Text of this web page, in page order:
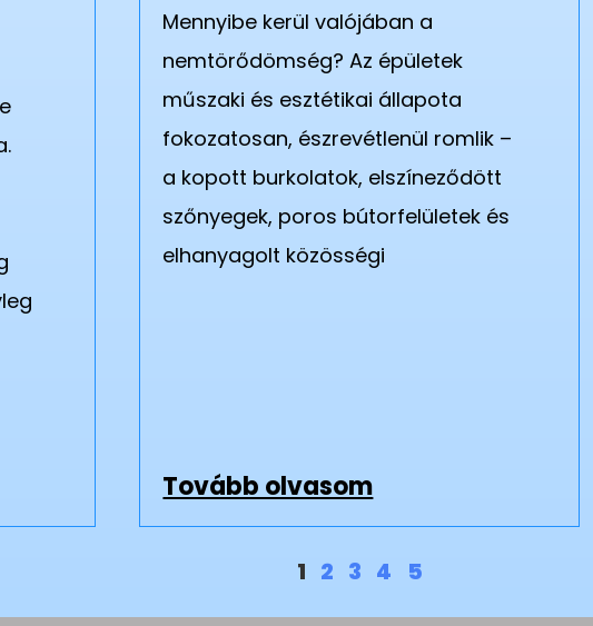
Mennyibe kerül valójában a
nemtörődömség? Az épületek
műszaki és esztétikai állapota
fokozatosan, észrevétlenül romlik –
a kopott burkolatok, elszíneződött
szőnyegek, poros bútorfelületek és
elhanyagolt közösségi
Tovább olvasom
1 2 3 4 5